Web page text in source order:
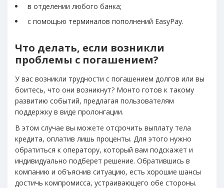
в отделении любого банка;
с помощью терминалов пополнений EasyPay.
Что делать, если возникли
проблемы с погашением?
У вас возникли трудности с погашением долгов или вы
боитесь, что они возникнут? Монто готов к такому
развитию событий, предлагая пользователям
поддержку в виде пролонгации.
В этом случае вы можете отсрочить выплату тела
кредита, оплатив лишь проценты. Для этого нужно
обратиться к оператору, который вам подскажет и
индивидуально подберет решение. Обратившись в
компанию и объяснив ситуацию, есть хорошие шансы
достичь компромисса, устраивающего обе стороны.